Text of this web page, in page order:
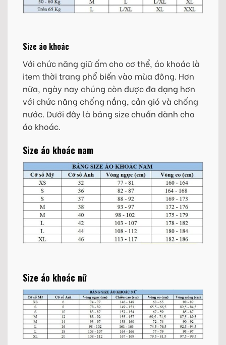
Size áo khoác
Với chức năng giữ ấm cho cơ thể, áo khoác là
item thời trang phổ biến vào mùa đông. Hơn
nữa, ngày nay chúng còn được đa dạng hơn
với chức năng chống nắng, cản gió và chống
nước. Dưới đây là bảng size chuẩn dành cho
áo khoác.
Size áo khoác nam
Size áo khoác nữ